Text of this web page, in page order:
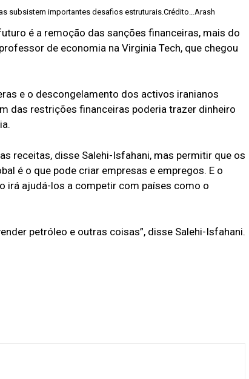
subsistem importantes desafios estruturais. Crédito… Arash
é a remoção das sanções financeiras, mais do
de economia na Virginia Tech, que chegou
e o descongelamento dos activos iranianos
das restrições financeiras poderia trazer dinheiro
receitas, disse Salehi-Isfahani, mas permitir que os
é o que pode criar empresas e empregos. E o
irá ajudá-los a competir com países como o
petróleo e outras coisas”, disse Salehi-Isfahani.